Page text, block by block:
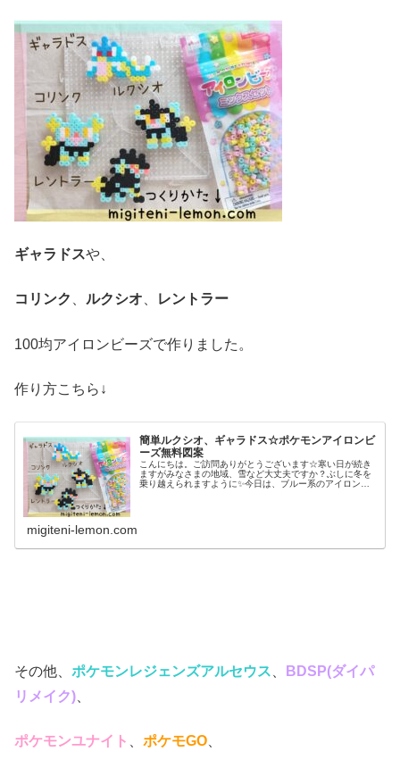
ギャラドスや、
コリンク ルクシオ レントラー
100均アイロンビーズで作りました。
作り方こちら↓
簡単ルクシオ、ギャラドス☆ポケモンアイロンビ
ーズ無料図案
こんにちは。ご訪問ありがとうございます☆寒い日が続き
ますがみなさまの地域、雪など大丈夫ですか？ぶしに冬を
乗り越えられますように✨今日は、ブルー系のアイロンビ
migiteni-lemon.com
その他、 ポケモンレジェンズアルセウス
BDSP(ダイパ
リメイク)
ポケモンユナイト ポケモGO